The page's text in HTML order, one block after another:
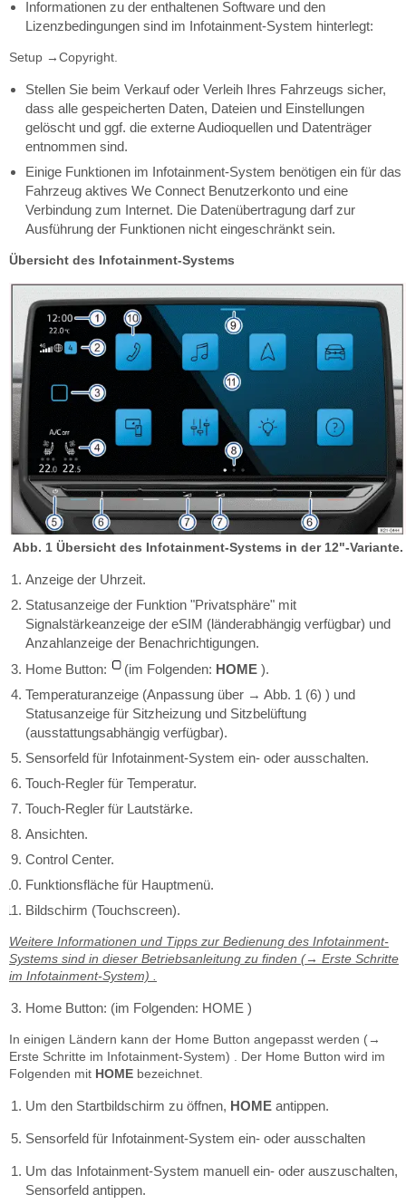
Informationen zu der enthaltenen Software und den
Lizenzbedingungen sind im Infotainment-System hinterlegt:
Setup → Copyright.
Stellen Sie beim Verkauf oder Verleih Ihres Fahrzeugs sicher,
dass alle gespeicherten Daten, Dateien und Einstellungen
gelöscht und ggf. die externe Audioquellen und Datenträger
entnommen sind.
Einige Funktionen im Infotainment-System benötigen ein für das
Fahrzeug aktives We Connect Benutzerkonto und eine
Verbindung zum Internet. Die Datenübertragung darf zur
Ausführung der Funktionen nicht eingeschränkt sein.
Übersicht des Infotainment-Systems
Abb. 1 Übersicht des Infotainment-Systems in der 12"-Variante.
Anzeige der Uhrzeit.
Statusanzeige der Funktion "Privatsphäre" mit
Signalstärkeanzeige der eSIM (länderabhängig verfügbar) und
Anzahlanzeige der Benachrichtigungen.
Home Button:
(im Folgenden: HOME ).
Temperaturanzeige (Anpassung über → Abb. 1 (6) ) und
Statusanzeige für Sitzheizung und Sitzbelüftung
(ausstattungsabhängig verfügbar).
Sensorfeld für Infotainment-System ein- oder ausschalten.
Touch-Regler für Temperatur.
Touch-Regler für Lautstärke.
Ansichten.
Control Center.
Funktionsfläche für Hauptmenü.
Bildschirm (Touchscreen).
Weitere Informationen und Tipps zur Bedienung des Infotainment-
Systems sind in dieser Betriebsanleitung zu finden (→ Erste Schritte
im Infotainment-System) .
Home Button: (im Folgenden: HOME )
In einigen Ländern kann der Home Button angepasst werden (→
Erste Schritte im Infotainment-System) . Der Home Button wird im
Folgenden mit HOME bezeichnet.
Um den Startbildschirm zu öffnen, HOME antippen.
Sensorfeld für Infotainment-System ein- oder ausschalten
Um das Infotainment-System manuell ein- oder auszuschalten,
Sensorfeld antippen.